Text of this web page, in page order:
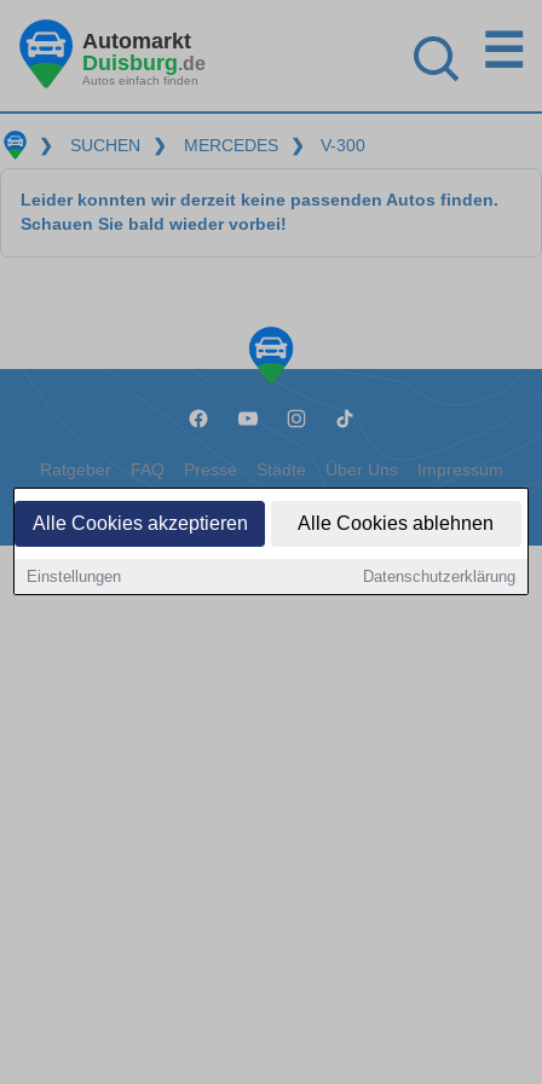
Alle Cookies akzeptieren Alle Cookies ablehnen
Einstellungen Datenschutzerklärung
Automarkt
Duisburg.de
Autos einfach finden
☰
❯ SUCHEN ❯ MERCEDES ❯ V-300
Leider konnten wir derzeit keine passenden Autos finden.
Schauen Sie bald wieder vorbei!
Ratgeber FAQ Presse Städte Über Uns Impressum
Datenschutz Cookies
Copyright © 2000 - 2026 | 1A Infosysteme GmbH | Content by: 1a-sites-autos